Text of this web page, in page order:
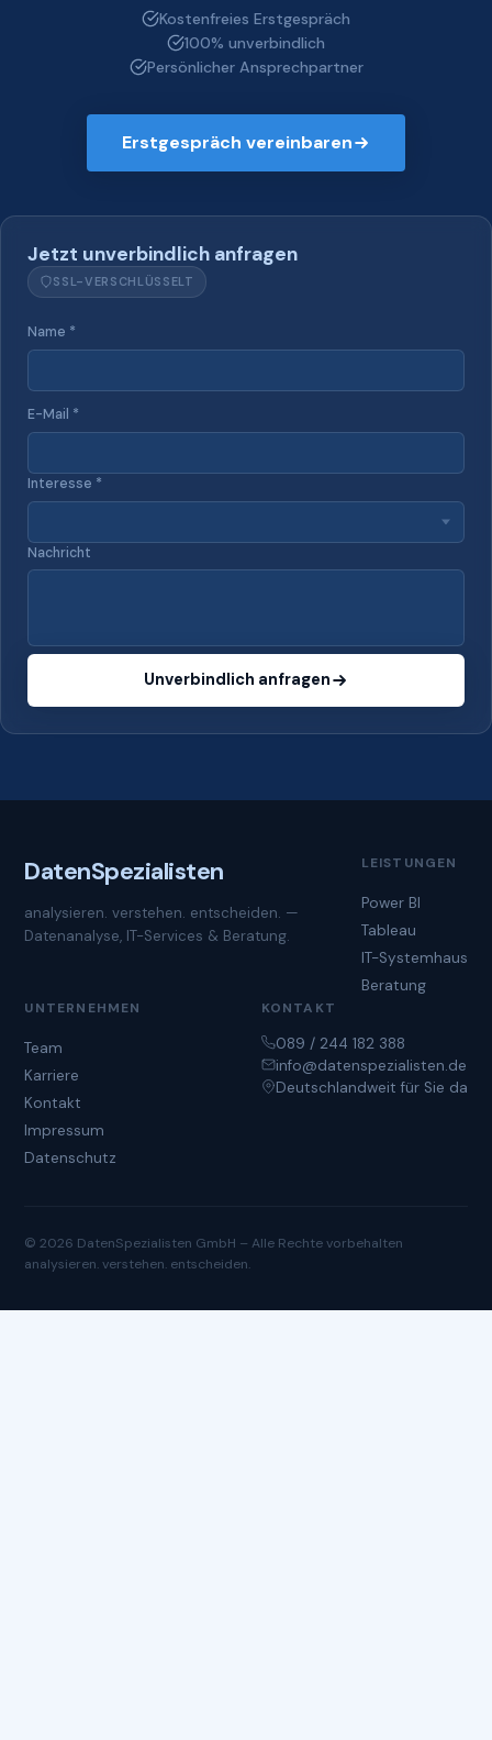
Kostenfreies Erstgespräch
100% unverbindlich
Persönlicher Ansprechpartner
Erstgespräch vereinbaren
Jetzt unverbindlich anfragen
SSL-VERSCHLÜSSELT
Name *
E-Mail *
Interesse *
Nachricht
Unverbindlich anfragen
DatenSpezialisten
analysieren. verstehen. entscheiden. —
Datenanalyse, IT-Services & Beratung.
LEISTUNGEN
Power BI
Tableau
IT-Systemhaus
Beratung
UNTERNEHMEN
Team
Karriere
Kontakt
Impressum
Datenschutz
KONTAKT
089 / 244 182 388
info@datenspezialisten.de
Deutschlandweit für Sie da
© 2026 DatenSpezialisten GmbH – Alle Rechte vorbehalten
analysieren. verstehen. entscheiden.